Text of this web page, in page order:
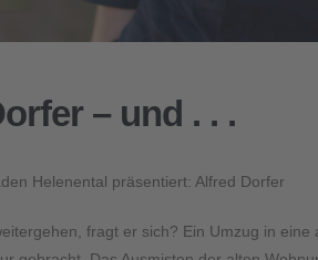
– und . . .
Helenental präsentiert: Alfred Dorfer
fragt er sich? Ein Umzug in